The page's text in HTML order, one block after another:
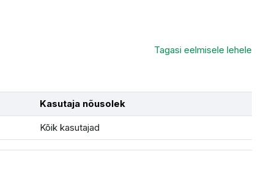
Tagasi eelmisele lehele
Kasutaja nõusolek
Kõik kasutajad